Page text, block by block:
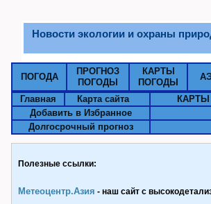
Новости экологии и охраны
ПОГОДА
ПРОГНОЗ
ПОГОДЫ
КАРТЫ
ПОГОДЫ
Главная Карта сайта
КАРТЫ
Добавить в Избранное
Долгосрочный прогноз
Полезные ссылки:
Метеоцентр.Азия - наш сайт с